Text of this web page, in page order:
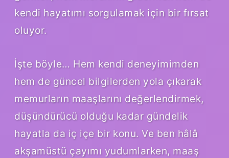
kendi hayatımı sorgulamak için bir fırsat
oluyor.
İşte böyle… Hem kendi deneyimimden
hem de güncel bilgilerden yola çıkarak
memurların maaşlarını değerlendirmek,
düşündürücü olduğu kadar gündelik
hayatla da iç içe bir konu. Ve ben hâlâ
akşamüstü çayımı yudumlarken, maaş